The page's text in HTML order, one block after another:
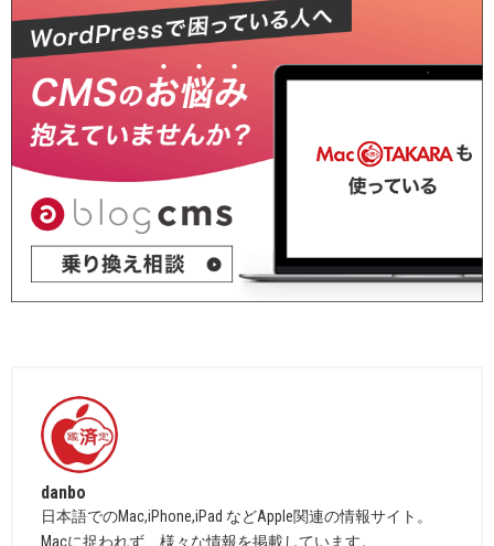
danbo
日本語でのMac,iPhone,iPad などApple関連の情報サイト。
Macに捉われず、様々な情報を掲載しています。